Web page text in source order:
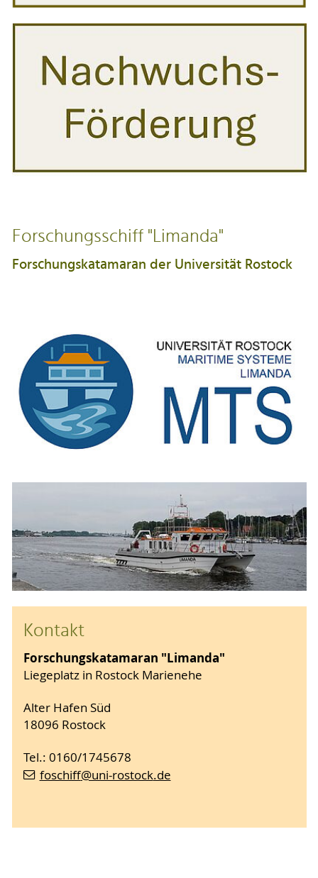
Forschungsschiff "Limanda"
Forschungskatamaran der Universität Rostock
Kontakt
Forschungskatamaran "Limanda"
Liegeplatz in Rostock Marienehe
Alter Hafen Süd
18096 Rostock
Tel.: 0160/1745678
foschiff@uni-rostock.de